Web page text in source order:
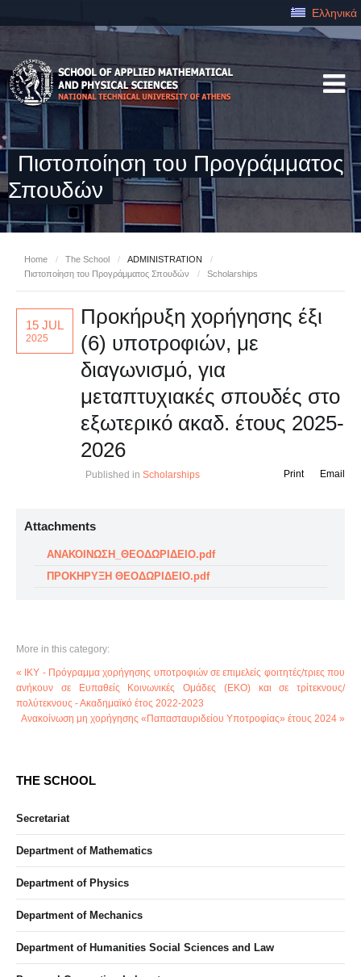
Ελληνικά
Πιστοποίηση του Προγράμματος
Σπουδών
Home / The School / ADMINISTRATION
/
Πιστοποίηση του Προγράμματος Σπουδών
/ Scholarships
15 JUL
2025
Προκήρυξη χορήγησης έξι
(6) υποτροφιών, με
διαγωνισμό, για
μεταπτυχιακές σπουδές στο
εξωτερικό ακαδ. έτους 2025-
2026
Published in Scholarships Email
Print
Attachments
ΑΝΑΚΟΙΝΩΣΗ_ΘΕΟΔΩΡΙΔΕΙΟ.pdf
ΠΡΟΚΗΡΥΞΗ ΘΕΟΔΩΡΙΔΕΙΟ.pdf
More in this category:
« ΙΚΥ - Πρόγραμμα χορήγησης υποτροφιών σε επιμελείς φοιτητές/τριες που
ανήκουν σε Ευπαθείς Κοινωνικές Ομάδες (ΕΚΟ) και σε τρίτεκνους/
πολύτεκνους - Ακαδημαϊκό έτος 2022-2023
Ανακοίνωση μη χορήγησης «Παπασταυριδείου Υποτροφίας» έτους 2024 »
THE SCHOOL
Secretariat
Department of Mathematics
Department of Physics
Department of Mechanics
Department of Humanities Social Sciences and Law